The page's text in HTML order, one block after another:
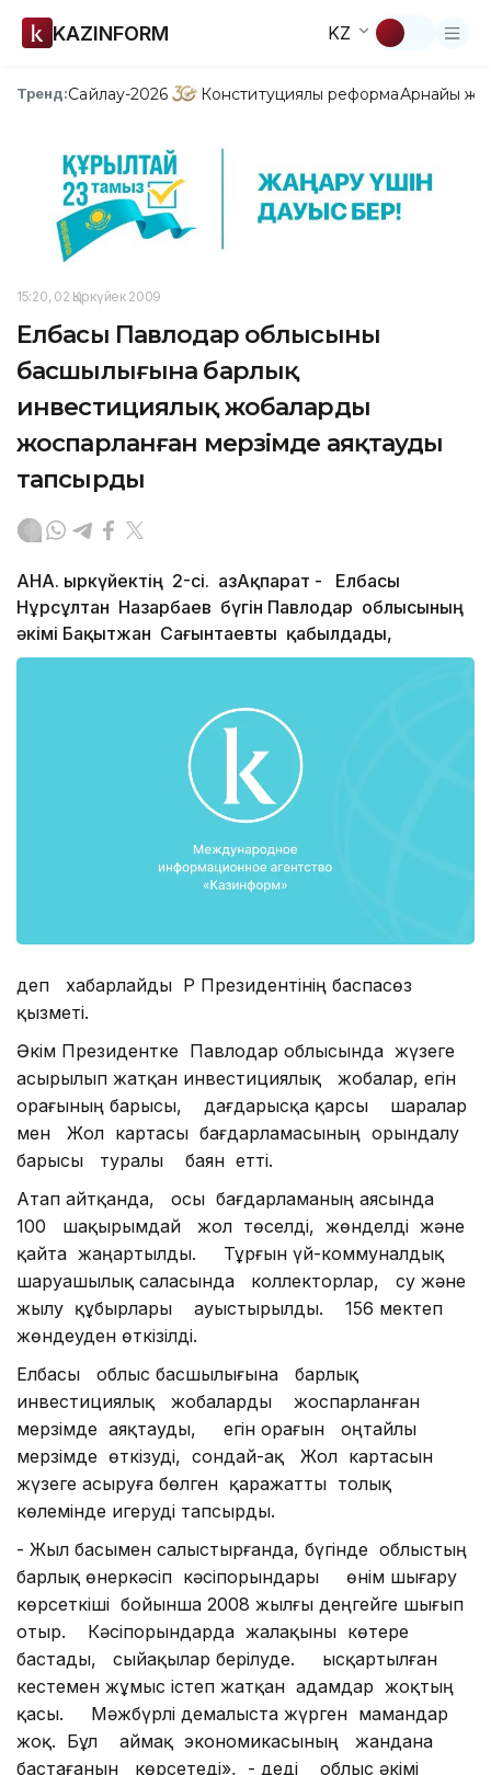
KAZINFORM KZ
Тренд:Сайлау-2026 Конституциялық реформаАрнайы
15:20, 02 Қыркүйек 2009
Елбасы Павлодар облысының
басшылығына барлық
инвестициялық жобаларды
жоспарланған мерзімде аяқтауды
тапсырды
АНА. Қыркүйектің 2-сі. ҚазАқпарат - Елбасы
Нұрсұлтан Назарбаев бүгін Павлодар облысының
әкімі Бақытжан Сағынтаевты қабылдады,
деп хабарлайды ҚР Президентінің баспасөз
қызметі.
Әкім Президентке Павлодар облысында жүзеге
асырылып жатқан инвестициялық жобалар, егін
орағының барысы, дағдарысқа қарсы шаралар
мен Жол картасы бағдарламасының орындалу
барысы туралы баян етті.
Атап айтқанда, осы бағдарламаның аясында
100 шақырымдай жол төселді, жөнделді және
қайта жаңартылды. Тұрғын үй-коммуналдық
шаруашылық саласында коллекторлар, су және
жылу құбырлары ауыстырылды. 156 мектеп
жөндеуден өткізілді.
Елбасы облыс басшылығына барлық
инвестициялық жобаларды жоспарланған
мерзімде аяқтауды, егін орағын оңтайлы
мерзімде өткізуді, сондай-ақ Жол картасын
жүзеге асыруға бөлген қаражатты толық
көлемінде игеруді тапсырды.
- Жыл басымен салыстырғанда, бүгінде облыстың
барлық өнеркәсіп кәсіпорындары өнім шығару
көрсеткіші бойынша 2008 жылғы деңгейге шығып
отыр. Кәсіпорындарда жалақыны көтере
бастады, сыйақылар берілуде. Қысқартылған
кестемен жұмыс істеп жатқан адамдар жоқтың
қасы. Мәжбүрлі демалыста жүрген мамандар
жоқ. Бұл аймақ экономикасының жандана
бастағанын көрсетеді», - деді облыс әкімі